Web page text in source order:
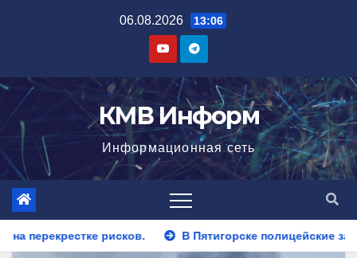
06.08.2026 13:06
КМВ Информ
Информационная сеть
В Пятигорске полицейские задержали закладчика,